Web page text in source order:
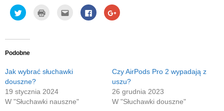
Udostępnij
na
nowym
Kliknij
wydrukować(Otwiera
Kliknij,
wysłać
w
nowym
Click
to
share
Click
to
Podobne
Jak wybrać słuchawki
douszne?
19 stycznia 2024
W "Słuchawki nauszne"
Czy AirPods Pro 2 wypadają z
uszu?
26 grudnia 2023
W "Słuchawki douszne"